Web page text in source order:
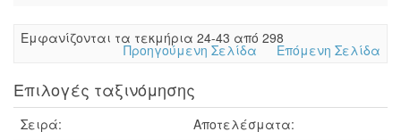
Eμφανίζονται τα τεκμήρια 24-43 από 298
Προηγούμενη Σελίδα Επόμενη Σελίδα
Επιλογές ταξινόμησης
Σειρά: Αποτελέσματα: